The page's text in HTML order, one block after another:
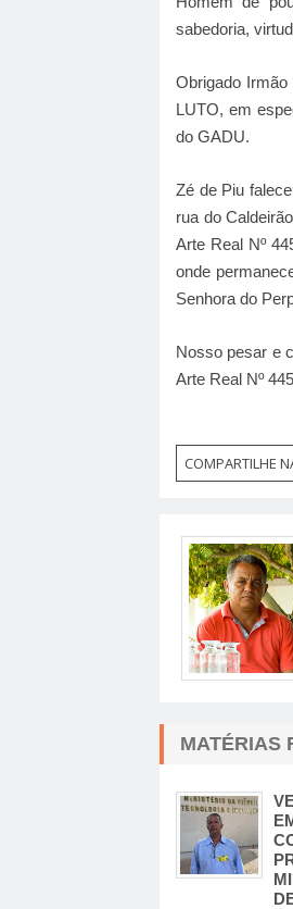
sabedoria,
Obrigado
LUTO, em
do GADU.
Zé de Piu
rua do
Arte Real Nº
onde
Senhora do
Nosso pesar e
Arte Real Nº
COMPARTILHE
MATÉRIAS